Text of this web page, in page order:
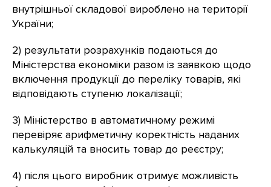
внутрішньої складової вироблено на території
України;
2) результати розрахунків подаються до
Міністерства економіки разом із заявкою щодо
включення продукції до переліку товарів, які
відповідають ступеню локалізації;
3) Міністерство в автоматичному режимі
перевіряє арифметичну коректність наданих
калькуляцій та вносить товар до реєстру;
4) після цього виробник отримує можливість